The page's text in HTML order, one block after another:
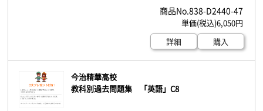
838-D2440-47
6,050円
詳細
購入
今治精華高校
教科別過去問題集 「英語」C8